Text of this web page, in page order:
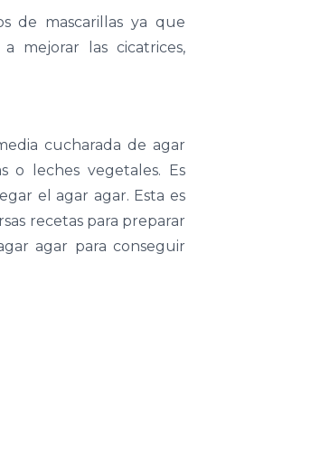
de mascarillas ya que
mejorar las cicatrices,
cucharada de agar
leches vegetales. Es
el agar agar. Esta es
recetas para preparar
agar para conseguir